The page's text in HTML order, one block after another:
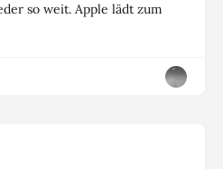
so weit. Apple lädt zum